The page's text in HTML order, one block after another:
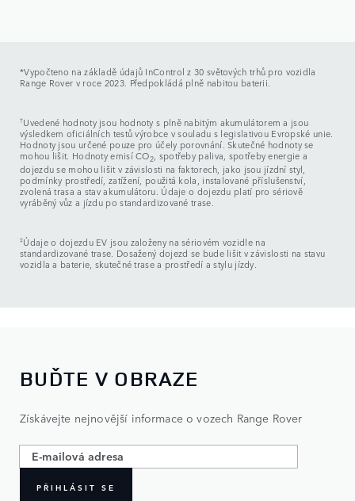
*Vypočteno na základě údajů InControl z 30 světových trhů pro vozidla
Range Rover v roce 2023. Předpokládá plně nabitou baterii.
†Uvedené hodnoty jsou hodnoty s plně nabitým akumulátorem a jsou
výsledkem oficiálních testů výrobce v souladu s legislativou Evropské unie.
Hodnoty jsou určené pouze pro účely porovnání. Skutečné hodnoty se
mohou lišit. Hodnoty emisí CO2, spotřeby paliva, spotřeby energie a
dojezdu se mohou lišit v závislosti na faktorech, jako jsou jízdní styl,
podmínky prostředí, zatížení, použitá kola, instalované příslušenství,
zvolená trasa a stav akumulátoru. Údaje o dojezdu platí pro sériově
vyráběný vůz a jízdu po standardizované trase.
‡Údaje o dojezdu EV jsou založeny na sériovém vozidle na
standardizované trase. Dosažený dojezd se bude lišit v závislosti na stavu
vozidla a baterie, skutečné trase a prostředí a stylu jízdy.
BUĎTE V OBRAZE
Získávejte nejnovější informace o vozech Range Rover
PŘIHLÁSIT SE